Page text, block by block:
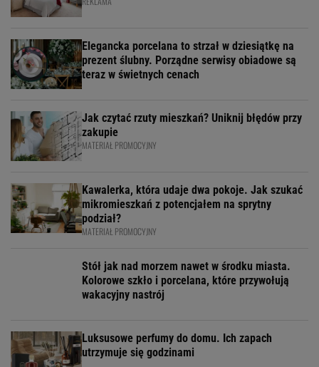
Elegancka porcelana to strzał w dziesiątkę na
prezent ślubny. Porządne serwisy obiadowe są
teraz w świetnych cenach
Jak czytać rzuty mieszkań? Uniknij błędów przy
zakupie
MATERIAŁ PROMOCYJNY
Kawalerka, która udaje dwa pokoje. Jak szukać
mikromieszkań z potencjałem na sprytny
podział?
MATERIAŁ PROMOCYJNY
Stół jak nad morzem nawet w środku miasta.
Kolorowe szkło i porcelana, które przywołują
wakacyjny nastrój
Luksusowe perfumy do domu. Ich zapach
utrzymuje się godzinami